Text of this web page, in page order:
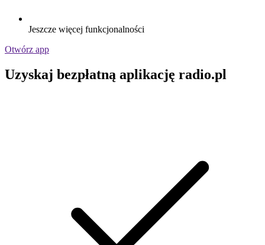
Jeszcze więcej funkcjonalności
Otwórz app
Uzyskaj bezpłatną aplikację radio.pl